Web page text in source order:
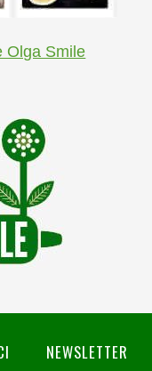
Olga Smile
NEWSLETTER